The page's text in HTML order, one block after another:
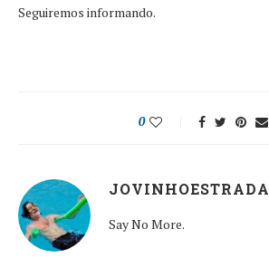
Seguiremos informando.
0
JOVINHOESTRADA
Say No More.